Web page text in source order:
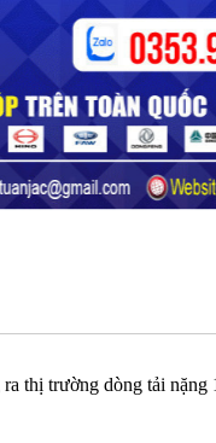
thị trường dòng tải nặng